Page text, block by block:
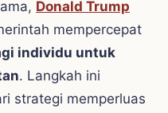
Donald Trump
mempercepat
individu untuk
. Langkah ini
strategi memperluas